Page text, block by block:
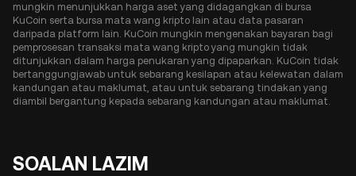
mungkin menunjukkan harga aset yang didagangkan di bursa
KuCoin serta bursa mata wang kripto lain atau data pasaran
daripada platform lain. KuCoin mungkin mengenakan bayaran bagi
pemprosesan transaksi mata wang kripto yang mungkin tidak
ditunjukkan dalam harga penukaran yang dipaparkan. KuCoin tidak
bertanggungjawab untuk sebarang kesilapan atau kelewatan dalam
kandungan atau maklumat, atau untuk sebarang tindakan yang
diambil bergantung kepada sebarang kandungan atau maklumat.
SOALAN LAZIM